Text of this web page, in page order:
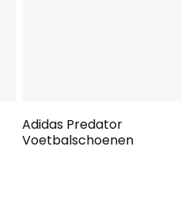
Adidas Predator
Voetbalschoenen